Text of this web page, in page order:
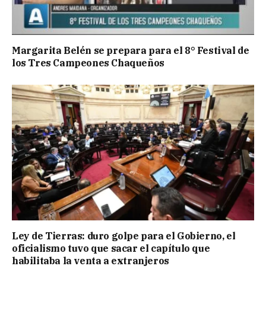
Margarita Belén se prepara para el 8° Festival de
los Tres Campeones Chaqueños
Ley de Tierras: duro golpe para el Gobierno, el
oficialismo tuvo que sacar el capítulo que
habilitaba la venta a extranjeros